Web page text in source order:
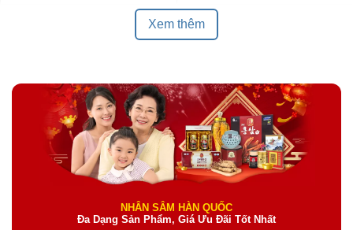
Xem thêm
NHÂN SÂM HÀN QUỐC
Đa Dạng Sản Phẩm, Giá Ưu Đãi Tốt Nhất